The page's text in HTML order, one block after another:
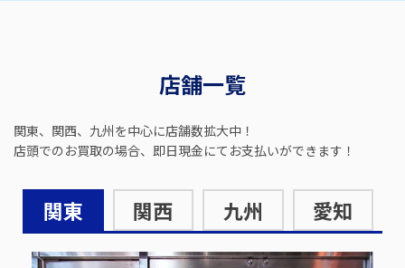
店舗一覧
関東、関西、九州を中心に店舗数拡大中！
店頭でのお買取の場合、即日現金にてお支払いができます！
関東 関西 九州 愛知